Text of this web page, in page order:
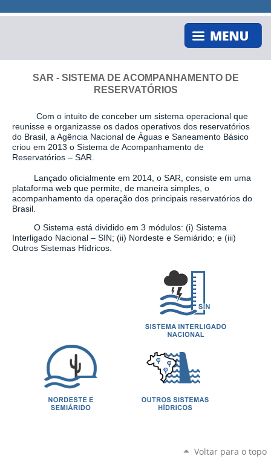
SAR - SISTEMA DE ACOMPANHAMENTO DE
RESERVATÓRIOS
Com o intuito de conceber um sistema operacional que
reunisse e organizasse os dados operativos dos reservatórios
do Brasil, a Agência Nacional de Águas e Saneamento Básico
criou em 2013 o Sistema de Acompanhamento de
Reservatórios – SAR.
Lançado oficialmente em 2014, o SAR, consiste em uma
plataforma web que permite, de maneira simples, o
acompanhamento da operação dos principais reservatórios do
Brasil.
O Sistema está dividido em 3 módulos: (i) Sistema
Interligado Nacional – SIN; (ii) Nordeste e Semiárido; e (iii)
Outros Sistemas Hídricos.
Voltar para o topo